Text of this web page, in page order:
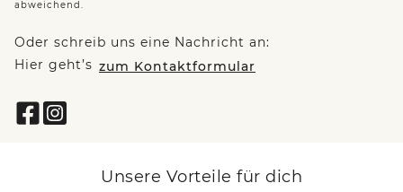
abweichend.
Oder schreib uns eine Nachricht an:
Hier geht’s zum Kontaktformular
Unsere Vorteile für dich